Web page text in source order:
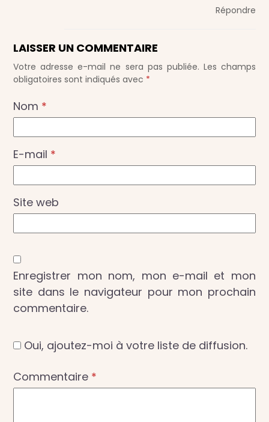
Répondre
LAISSER UN COMMENTAIRE
Votre adresse e-mail ne sera pas publiée. Les champs
obligatoires sont indiqués avec *
Nom *
E-mail *
Site web
Enregistrer mon nom, mon e-mail et mon
site dans le navigateur pour mon prochain
commentaire.
Oui, ajoutez-moi à votre liste de diffusion.
Commentaire *